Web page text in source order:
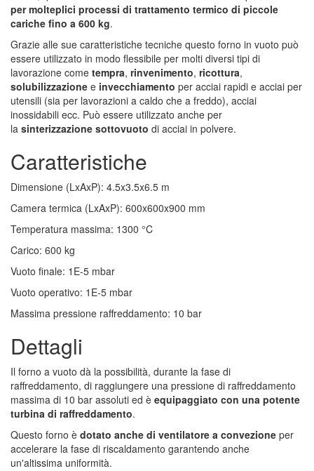
per molteplici processi di trattamento termico di piccole
cariche fino a 600 kg.
Grazie alle sue caratteristiche tecniche questo forno in vuoto può
essere utilizzato in modo flessibile per molti diversi tipi di
lavorazione come tempra, rinvenimento, ricottura,
solubilizzazione e invecchiamento per acciai rapidi e acciai per
utensili (sia per lavorazioni a caldo che a freddo), acciai
inossidabili ecc. Può essere utilizzato anche per
la sinterizzazione sottovuoto di acciai in polvere.
Caratteristiche
Dimensione (LxAxP): 4.5x3.5x6.5 m
Camera termica (LxAxP): 600x600x900 mm
Temperatura massima: 1300 °C
Carico: 600 kg
Vuoto finale: 1E-5 mbar
Vuoto operativo: 1E-5 mbar
Massima pressione raffreddamento: 10 bar
Dettagli
Il forno a vuoto dà la possibilità, durante la fase di
raffreddamento, di raggiungere una pressione di raffreddamento
massima di 10 bar assoluti ed è equipaggiato con una potente
turbina di raffreddamento.
Questo forno è dotato anche di ventilatore a convezione per
accelerare la fase di riscaldamento garantendo anche
un'altissima uniformità.